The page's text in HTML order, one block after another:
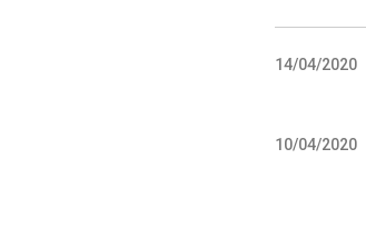
14/04/2020
10/04/2020